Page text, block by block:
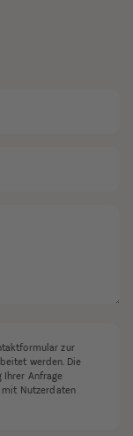
zur
werden. Die
Ihrer Anfrage
mit Nutzerdaten